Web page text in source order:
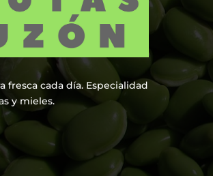
fresca cada día. Especialidad
y mieles.